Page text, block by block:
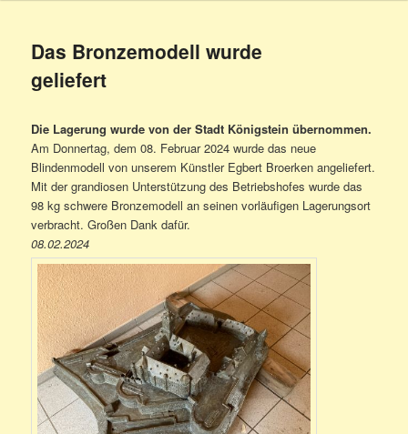
Das Bronzemodell wurde
geliefert
Die Lagerung wurde von der Stadt Königstein übernommen.
Am Donnertag, dem 08. Februar 2024 wurde das neue
Blindenmodell von unserem Künstler Egbert Broerken angeliefert.
Mit der grandiosen Unterstützung des Betriebshofes wurde das
98 kg schwere Bronzemodell an seinen vorläufigen Lagerungsort
verbracht. Großen Dank dafür.
08.02.2024